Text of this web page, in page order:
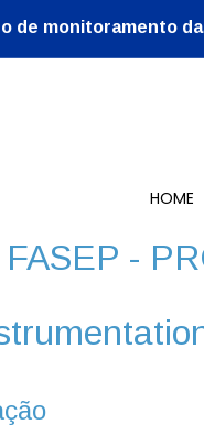
de monitoramento
HOME
-